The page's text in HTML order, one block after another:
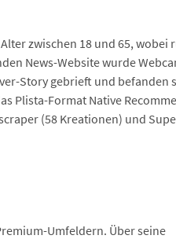
zwischen 18 und 65, wobei
News-Website wurde
Story gebrieft und befanden
Plista-Format Native
(58 Kreationen) und
Umfeldern. Über seine